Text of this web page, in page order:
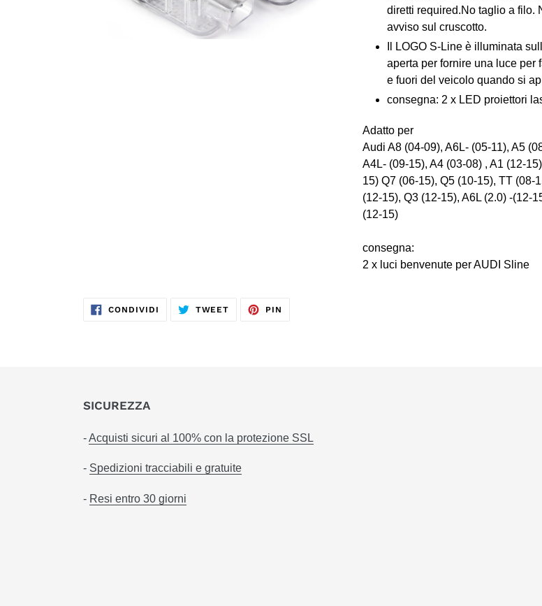
diretti required.No taglio a filo.
avviso sul cruscotto.
Il LOGO S-Line è illuminata
aperta per fornire una luce per
e fuori del veicolo quando si
consegna: 2 x LED proiettori
Adatto per
Audi A8 (04-09), A6L- (05-11), A5
A4L- (09-15), A4 (03-08) , A1 (12-
15) Q7 (06-15), Q5 (10-15), TT (08-
(12-15), Q3 (12-15), A6L (2.0) -(12-
(12-15)
consegna:
2 x luci benvenute per AUDI Sline
CONDIVIDI CONDIVIDITWEET TWITTA PIN
SICUREZZA
-Acquisti sicuri al 100% con la protezione SSL
- Spedizioni tracciabili e gratuite
- Resi entro 30 giorni